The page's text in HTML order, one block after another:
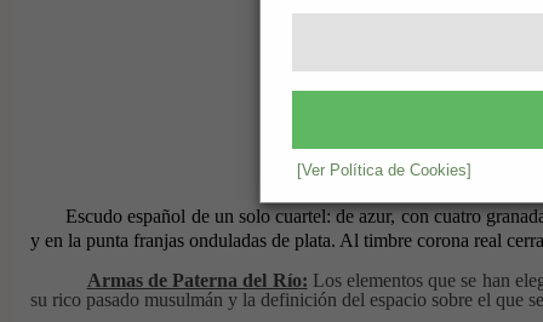
[Ver Política de Cookies]
Escudo español de un solo cuartel: de azur, con cuatro
y en la punta franjas onduladas de plata. Al timbre corona real
Armas de Paterna del Río: Los elementos que se han
su rico pasado musulmán y la definición del espacio sobre el que